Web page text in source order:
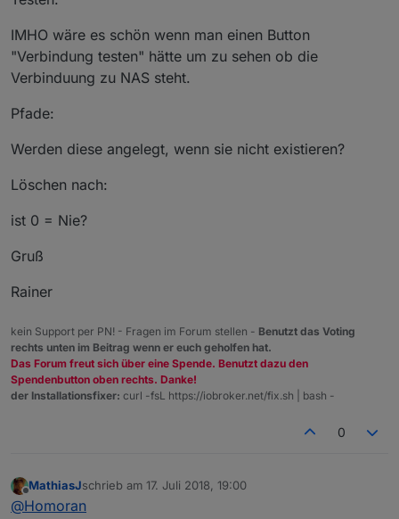
IMHO wäre es schön wenn man einen Button
"Verbindung testen" hätte um zu sehen ob die
Verbinduung zu NAS steht.
Pfade:
Werden diese angelegt, wenn sie nicht existieren?
Löschen nach:
ist 0 = Nie?
Gruß
Rainer
kein Support per PN! - Fragen im Forum stellen - Benutzt das Voting
rechts unten im Beitrag wenn er euch geholfen hat.
Das Forum freut sich über eine Spende. Benutzt dazu den
Spendenbutton oben rechts. Danke!
der Installationsfixer: curl -fsL https://iobroker.net/fix.sh | bash -
0
Offline
MathiasJschrieb am 17. Juli 2018, 19:00
zuletzt editiert von
@Homoran